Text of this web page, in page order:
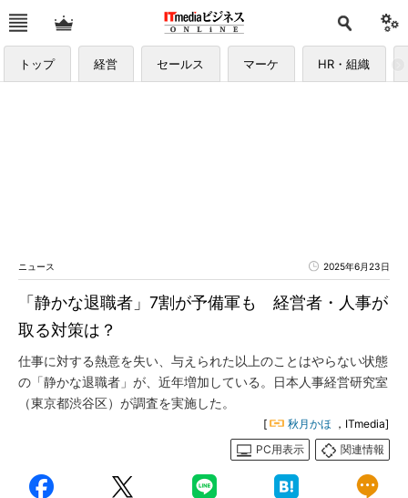
トップ 経営 セールス マーケ HR・組織
ニュース 2025年6月23日
「静かな退職者」7割が予備軍も 経営者・人事が
取る対策は？
仕事に対する熱意を失い、与えられた以上のことはやらない状態
の「静かな退職者」が、近年増加している。日本人事経営研究室
（東京都渋谷区）が調査を実施した。
[ 秋月かほ ，ITmedia]
PC用表示
関連情報